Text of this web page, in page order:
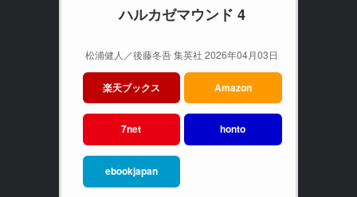
ハルカゼマウンド 4
松浦健人／後藤冬吾 集英社 2026年04月03日
楽天ブックス Amazon
7net honto
ebookjapan